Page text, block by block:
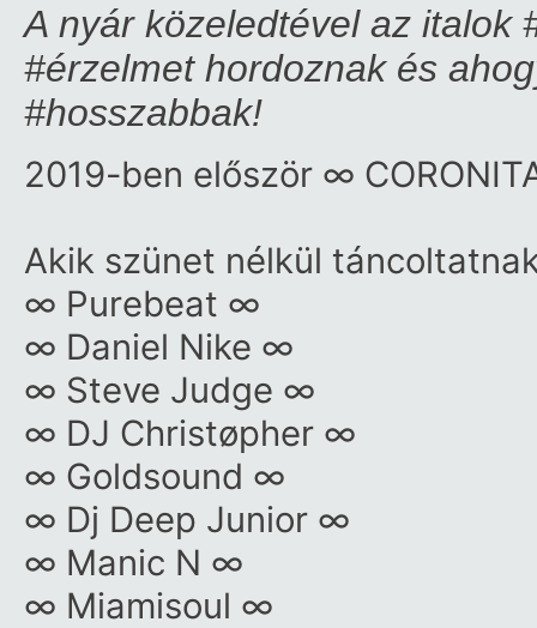
A nyár közeledtével az italok
#érzelmet hordoznak és
#hosszabbak!
2019-ben először ∞
Akik szünet nélkül
∞ Purebeat ∞
∞ Daniel Nike ∞
∞ Steve Judge ∞
∞ DJ Christøpher ∞
∞ Goldsound ∞
∞ Dj Deep Junior ∞
∞ Manic N ∞
∞ Miamisoul ∞